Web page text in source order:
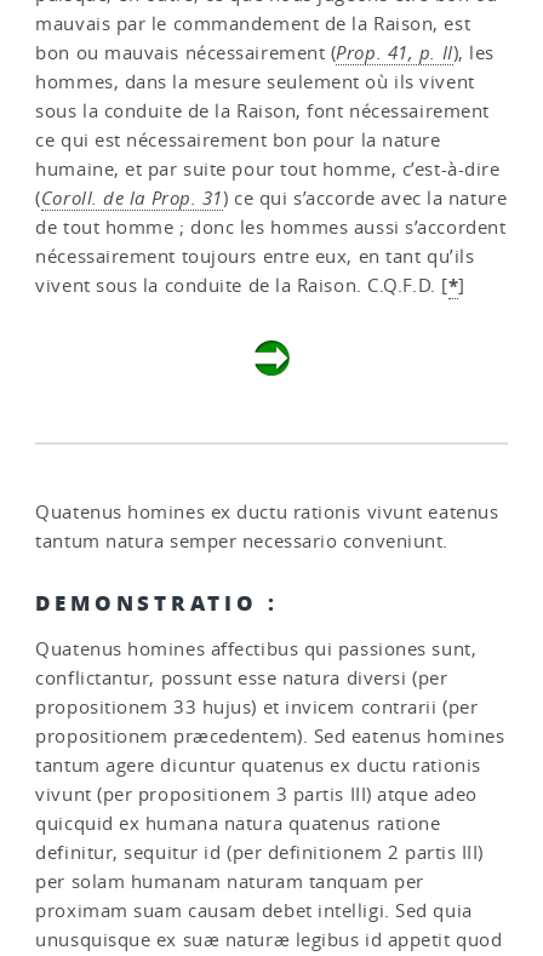
mauvais par le commandement de la Raison, est
bon ou mauvais nécessairement (Prop. 41, p. II), les
hommes, dans la mesure seulement où ils vivent
sous la conduite de la Raison, font nécessairement
ce qui est nécessairement bon pour la nature
humaine, et par suite pour tout homme, c’est-à-dire
(Coroll. de la Prop. 31) ce qui s’accorde avec la nature
de tout homme ; donc les hommes aussi s’accordent
nécessairement toujours entre eux, en tant qu’ils
vivent sous la conduite de la Raison. C.Q.F.D. [*]
Quatenus homines ex ductu rationis vivunt eatenus
tantum natura semper necessario conveniunt.
DEMONSTRATIO :
Quatenus homines affectibus qui passiones sunt,
conflictantur, possunt esse natura diversi (per
propositionem 33 hujus) et invicem contrarii (per
propositionem præcedentem). Sed eatenus homines
tantum agere dicuntur quatenus ex ductu rationis
vivunt (per propositionem 3 partis III) atque adeo
quicquid ex humana natura quatenus ratione
definitur, sequitur id (per definitionem 2 partis III)
per solam humanam naturam tanquam per
proximam suam causam debet intelligi. Sed quia
unusquisque ex suæ naturæ legibus id appetit quod